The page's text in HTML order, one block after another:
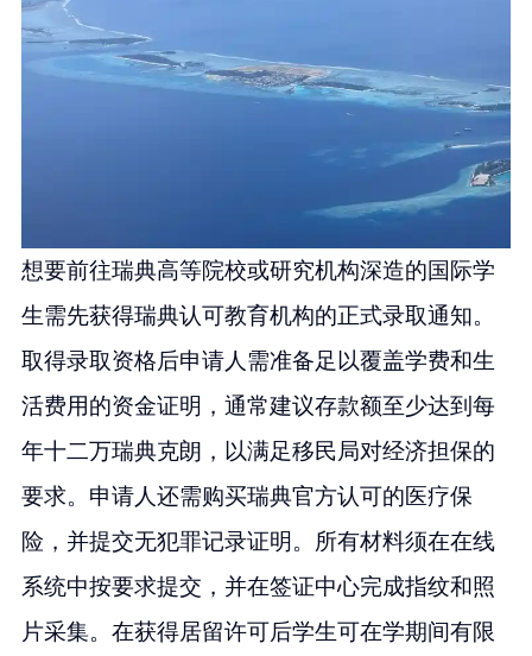
想要前往瑞典高等院校或研究机构深造的国际学
生需先获得瑞典认可教育机构的正式录取通知。
取得录取资格后申请人需准备足以覆盖学费和生
活费用的资金证明，通常建议存款额至少达到每
年十二万瑞典克朗，以满足移民局对经济担保的
要求。申请人还需购买瑞典官方认可的医疗保
险，并提交无犯罪记录证明。所有材料须在在线
系统中按要求提交，并在签证中心完成指纹和照
片采集。在获得居留许可后学生可在学期间有限